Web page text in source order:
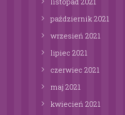
październik 2021
wrzesień 2021
lipiec 2021
czerwiec 2021
maj 2021
kwiecień 2021